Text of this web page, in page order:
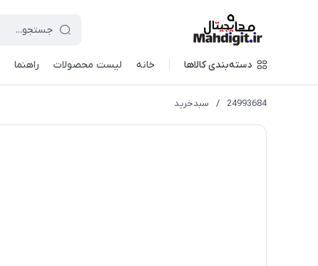
دسته‌بندی کالاها خانه لیست محصولات راهنما
24993684
/ سبدخرید